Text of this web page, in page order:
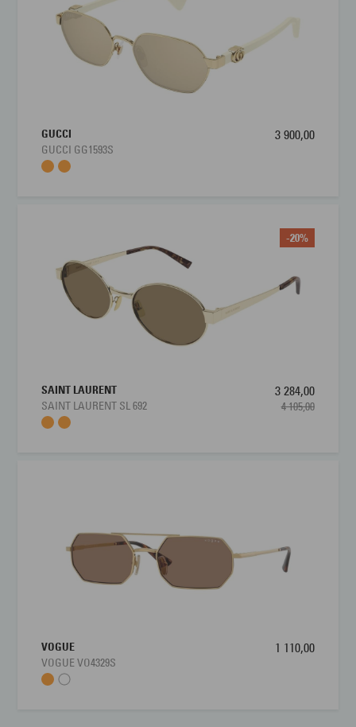
solbrillen et personlig uttrykk, og håndverket fra Prada
sikrer eksklusivitet.
Justerbare neseputer og optimal bredde på glass gjør
modellen behagelig for ulike ansiktsfasonger.
Solbrillen er et funksjonelt og moteriktig tilbehør.
Velg PRADA PR 65ZS hvis du ønsker en solbrille som
kombinerer luksus, komfort, og moderne design med optimal
Kjøp PRADA PR 65ZS hos Interoptik for enkel hjemlevering –
et smart valg for deg som setter pris på både kvalitet, komfort
og trendriktig uttrykk. Velg Prada og opplev prikken over i-en
på ditt antrekk, med en solbrille som varer langt utover
sesongen.
GUCCI
GUCCI GG1593S
3 900,00
-20%
SAINT LAURENT
SAINT LAURENT SL 692
3 284,00
4 105,00
VOGUE
VOGUE VO4329S
1 110,00